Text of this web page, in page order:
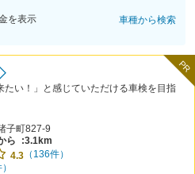
を表示 車種から検索
PR
たい！」と感じていただける車検を目指
子町827-9
ら
:3.1km
4.3 （136件）